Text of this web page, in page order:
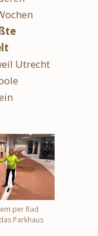
Utrecht
per Rad
Parkhaus